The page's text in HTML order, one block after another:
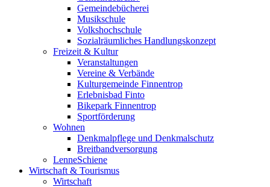
Gemeindebücherei
Musikschule
Volkshochschule
Sozialräumliches Handlungskonzept
Freizeit & Kultur
Veranstaltungen
Vereine & Verbände
Kulturgemeinde Finnentrop
Erlebnisbad Finto
Bikepark Finnentrop
Sportförderung
Wohnen
Denkmalpflege und Denkmalschutz
Breitbandversorgung
LenneSchiene
Wirtschaft & Tourismus
Wirtschaft